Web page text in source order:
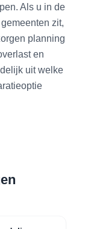
Als u in de
zit,
planning
en
uit welke